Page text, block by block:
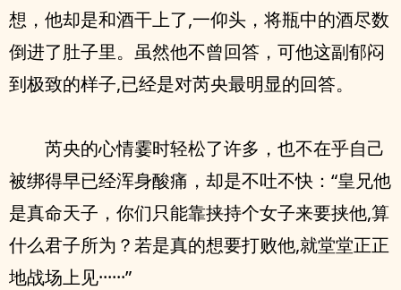
想，他却是和酒干上了,一仰头，将瓶中的酒尽数
倒进了肚子里。虽然他不曾回答，可他这副郁闷
到极致的样子,已经是对芮央最明显的回答。
芮央的心情霎时轻松了许多，也不在乎自己
被绑得早已经浑身酸痛，却是不吐不快：“皇兄他
是真命天子，你们只能靠挟持个女子来要挟他,算
什么君子所为？若是真的想要打败他,就堂堂正正
地战场上见······”